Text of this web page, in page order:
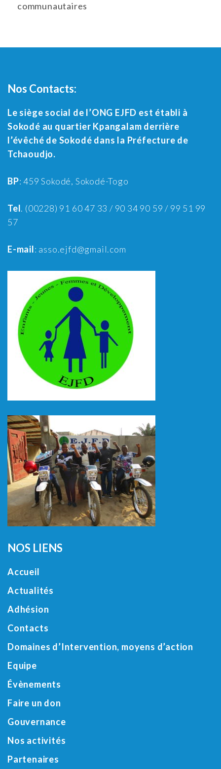
communautaires
Nos Contacts:
Le siège social de l’ONG EJFD est établi à
Sokodé au quartier Kpangalam derrière
l’évêché de Sokodé dans la Préfecture de
Tchaoudjo.
BP: 459 Sokodé, Sokodé-Togo
Tel. (00228) 91 60 47 33 / 90 34 90 59 / 99 51 99
57
E-mail: asso.ejfd@gmail.com
NOS LIENS
Accueil
Actualités
Adhésion
Contacts
Domaines d’Intervention, moyens d’action
Equipe
Évènements
Faire un don
Gouvernance
Nos activités
Partenaires